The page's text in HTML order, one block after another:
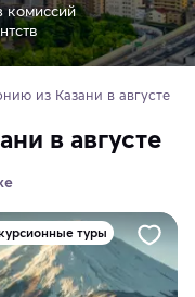
комиссий
из Казани в августе
в августе
туры